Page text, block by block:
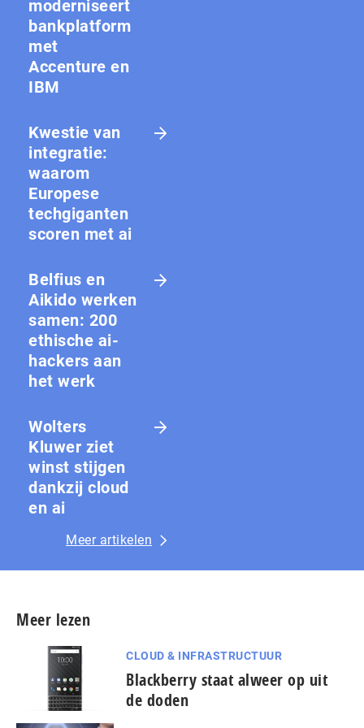
moderniseert
bankplatform
met
Accenture en
IBM
Kwestie van
integratie:
waarom
Europese
techgiganten
scoren met ai
Belfius en
Aikido werken
samen: 200
ethische ai-
hackers aan
het werk
Wolters
Kluwer ziet
winst stijgen
dankzij cloud
en ai
Meer artikelen
Meer lezen
CLOUD & INFRASTRUCTUUR
Blackberry staat alweer op uit
de doden